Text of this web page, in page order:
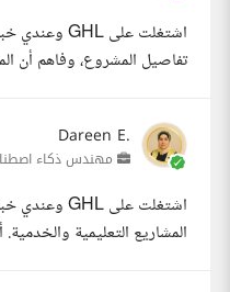
تفاصيل المشروع، وفاهم أن
Dareen E.
مهندس ذكاء
المشاريع التعليمية